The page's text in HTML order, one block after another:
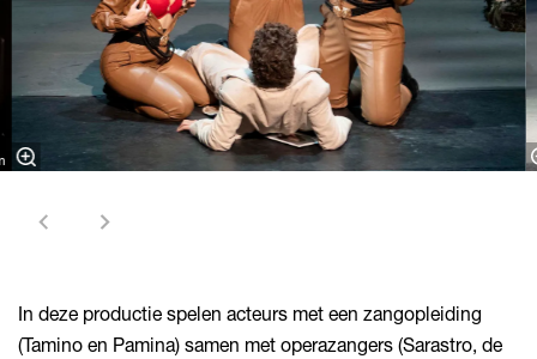
In deze productie spelen acteurs met een zangopleiding
(Tamino en Pamina) samen met operazangers (Sarastro, de